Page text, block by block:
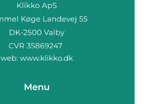
web: www.klikko.dk
Menu